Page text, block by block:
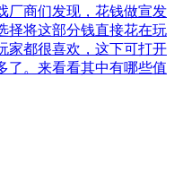
厂商们发现，花钱做宣发
择将这部分钱直接花在玩
都很喜欢，这下可打开
了。来看看其中有哪些值